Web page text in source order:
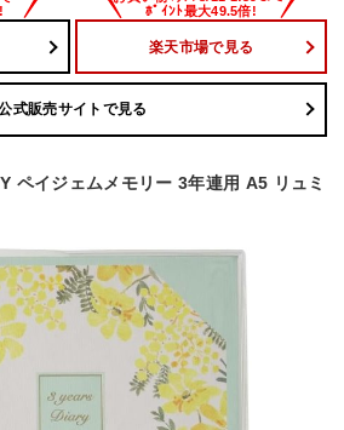
楽天市場で見る
式販売サイトで見る
ペイジェムメモリー 3年連用 A5 リュミ